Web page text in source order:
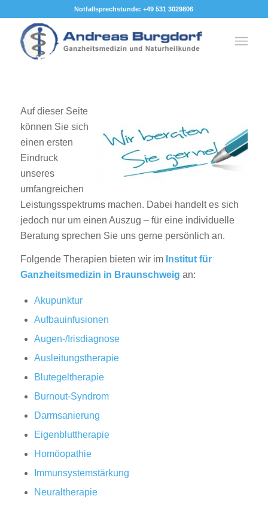
Notfallsprechstunde: +49 531 3029806
Auf dieser Seite
können Sie sich
einen ersten
Eindruck
unseres
umfangreichen
Leistungsspektrums machen. Dabei handelt es sich
jedoch nur um einen Auszug – für eine individuelle
Beratung sprechen Sie uns gerne persönlich an.
Folgende Therapien bieten wir im Institut für
Ganzheitsmedizin in Braunschweig an:
Akupunktur
Aufbauinfusionen
Augen-/Irisdiagnose
Ausleitungstherapie
Blutegeltherapie
Burnout-Syndrom
Darmsanierung
Eigenbluttherapie
Homöopathie
Immunsystemstärkung
Neuraltherapie